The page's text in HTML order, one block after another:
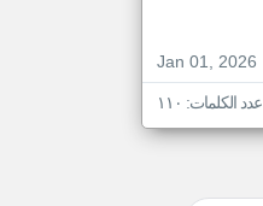
Jan 01, 2026
عدد الكلمات: ١١٠